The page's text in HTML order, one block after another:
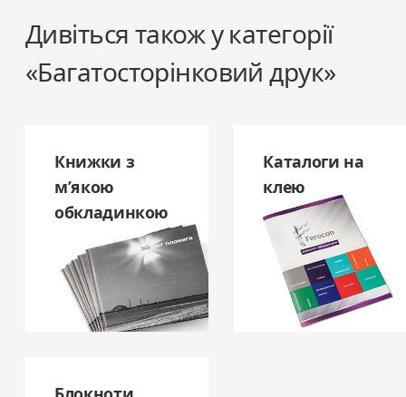
Дивіться також у категорії
«Багатосторінковий друк»
Книжки з
м’якою
обкладинкою
Каталоги на
клею